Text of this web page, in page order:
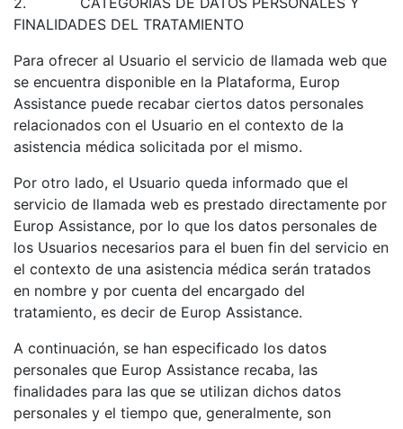
FINALIDADES DEL TRATAMIENTO
Para ofrecer al Usuario el servicio de llamada web que
se encuentra disponible en la Plataforma, Europ
Assistance puede recabar ciertos datos personales
relacionados con el Usuario en el contexto de la
asistencia médica solicitada por el mismo.
Por otro lado, el Usuario queda informado que el
servicio de llamada web es prestado directamente por
Europ Assistance, por lo que los datos personales de
los Usuarios necesarios para el buen fin del servicio en
el contexto de una asistencia médica serán tratados
en nombre y por cuenta del encargado del
tratamiento, es decir de Europ Assistance.
A continuación, se han especificado los datos
personales que Europ Assistance recaba, las
finalidades para las que se utilizan dichos datos
personales y el tiempo que, generalmente, son